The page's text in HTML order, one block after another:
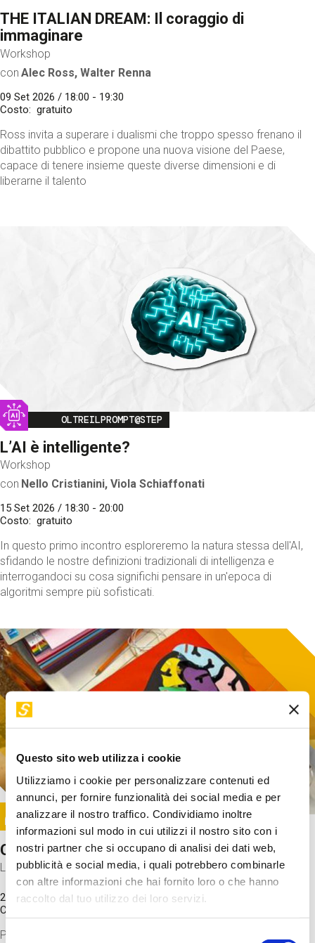
Questo sito web utilizza i cookie
Utilizziamo i cookie per personalizzare contenuti ed
annunci, per fornire funzionalità dei social media e per
analizzare il nostro traffico. Condividiamo inoltre
informazioni sul modo in cui utilizzi il nostro sito con i
nostri partner che si occupano di analisi dei dati web,
pubblicità e social media, i quali potrebbero combinarle
con altre informazioni che hai fornito loro o che hanno
raccolto dal tuo utilizzo dei loro servizi.
Selezione
THE ITALIAN DREAM: Il coraggio di
immaginare
Workshop
con Alec Ross, Walter Renna
09 Set 2026 / 18:00 - 19:30
Costo
gratuito
Ross invita a superare i dualismi che troppo spesso frenano il
dibattito pubblico e propone una nuova visione del Paese,
capace di tenere insieme queste diverse dimensioni e di
liberarne il talento
Image
OLTREILPROMPT@STEP
L’AI è intelligente?
Workshop
con Nello Cristianini, Viola Schiaffonati
15 Set 2026 / 18:30 - 20:00
Costo
gratuito
In questo primo incontro esploreremo la natura stessa dell'AI,
sfidando le nostre definizioni tradizionali di intelligenza e
interrogandoci su cosa significhi pensare in un'epoca di
algoritmi sempre più sofisticati.
Image
SUNDAY@STEP
Come funziona il cervello?
Laboratorio
20 Set 2026 / 11:15 - 13:00
Costo
Proveremo a costruire un cervello in cartoncino cercando di